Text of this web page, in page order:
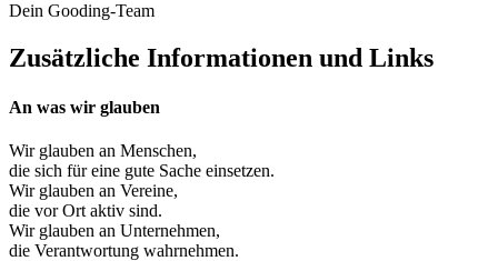
Dein Gooding-Team
Zusätzliche Informationen und Links
An was wir glauben
Wir glauben an Menschen,
die sich für eine gute Sache einsetzen.
Wir glauben an Vereine,
die vor Ort aktiv sind.
Wir glauben an Unternehmen,
die Verantwortung wahrnehmen.